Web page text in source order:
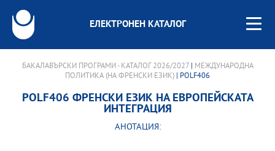
ЕЛЕКТРОНЕН КАТАЛОГ
БАКАЛАВЪРСКИ ПРОГРАМИ - КАТАЛОГ 2026/2027| МЕЖДУНАРОДНА
ПОЛИТИКА (НА ФРЕНСКИ ЕЗИК) | POLF406
POLF406 ФРЕНСКИ ЕЗИК НА ЕВРОПЕЙСКАТА
ИНТЕГРАЦИЯ
АНОТАЦИЯ: